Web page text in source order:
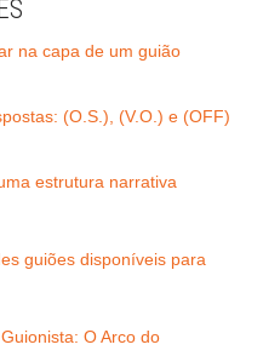
na capa de um guião
(O.S.), (V.O.) e (OFF)
estrutura narrativa
guiões disponíveis para
O Arco do